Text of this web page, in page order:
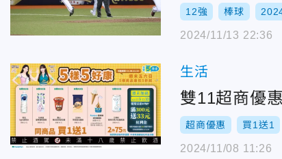
12強 棒球
2024/11/13 22:36
生活
雙11超商優
超商優惠 買1送1
2024/11/08 11:26